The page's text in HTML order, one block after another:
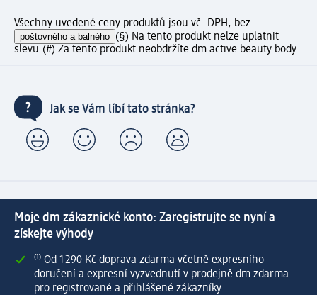
Všechny uvedené ceny produktů jsou vč. DPH, bez
poštovného a balného (§) Na tento produkt nelze uplatnit
slevu.(#) Za tento produkt neobdržíte dm active beauty body.
Jak se Vám líbí tato stránka?
Moje dm zákaznické konto: Zaregistrujte se nyní a
získejte výhody
⁽¹⁾ Od 1 290 Kč doprava zdarma včetně expresního
doručení a expresní vyzvednutí v prodejně dm zdarma
pro registrované a přihlášené zákazníky